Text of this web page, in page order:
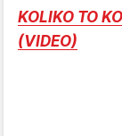
KOLIKO TO
(VIDEO)